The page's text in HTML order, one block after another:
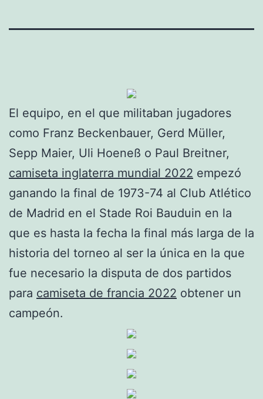
El equipo, en el que militaban jugadores
como Franz Beckenbauer, Gerd Müller,
Sepp Maier, Uli Hoeneß o Paul Breitner,
camiseta inglaterra mundial 2022 empezó
ganando la final de 1973-74 al Club Atlético
de Madrid en el Stade Roi Bauduin en la
que es hasta la fecha la final más larga de la
historia del torneo al ser la única en la que
fue necesario la disputa de dos partidos
para camiseta de francia 2022 obtener un
campeón.